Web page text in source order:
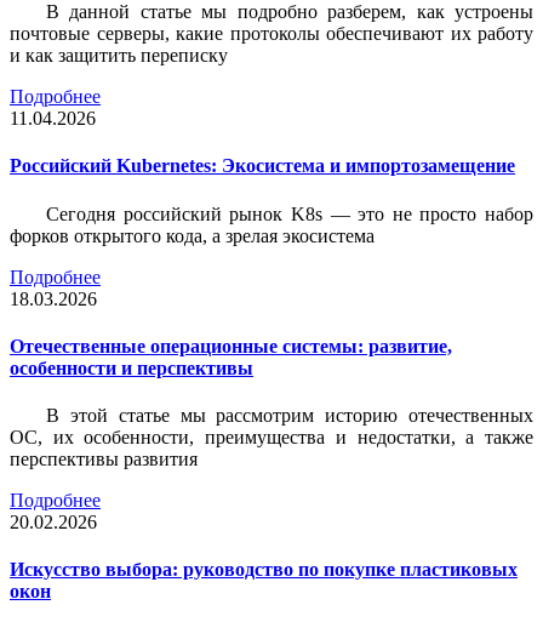
В данной статье мы подробно разберем, как устроены
почтовые серверы, какие протоколы обеспечивают их работу
и как защитить переписку
Подробнее
11.04.2026
Российский Kubernetes: Экосистема и импортозамещение
Сегодня российский рынок K8s — это не просто набор
форков открытого кода, а зрелая экосистема
Подробнее
18.03.2026
Отечественные операционные системы: развитие,
особенности и перспективы
В этой статье мы рассмотрим историю отечественных
ОС, их особенности, преимущества и недостатки, а также
перспективы развития
Подробнее
20.02.2026
Искусство выбора: руководство по покупке пластиковых
окон